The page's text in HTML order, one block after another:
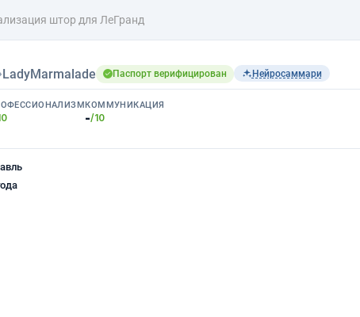
штор для ЛеГранд
LadyMarmalade Паспорт верифицирован Нейросаммари
КОММУНИКАЦИЯ
-/10